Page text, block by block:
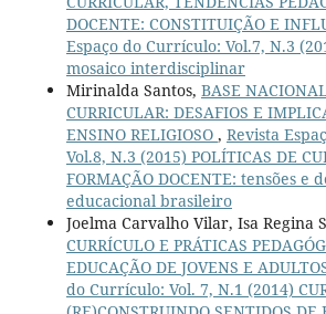
DOCENTE: CONSTITUIÇÃO E
Espaço do Currículo: Vol.7, N.3
mosaico interdisciplinar
Mirinalda Santos, BASE
CURRICULAR: DESAFIOS E
ENSINO RELIGIOSO , Revista
Vol.8, N.3 (2015) POLÍTICAS DE
FORMAÇÃO DOCENTE: tensões e
educacional brasileiro
Joelma Carvalho Vilar, Isa Regina
CURRÍCULO E PRÁTICAS
EDUCAÇÃO DE JOVENS E
do Currículo: Vol. 7, N.1 (2014)